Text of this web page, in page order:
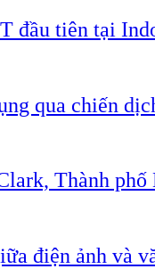
đầu tiên tại
qua chiến
Thành
điện ảnh và